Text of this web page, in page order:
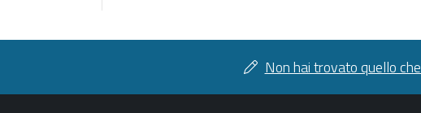
Non hai trovato quello